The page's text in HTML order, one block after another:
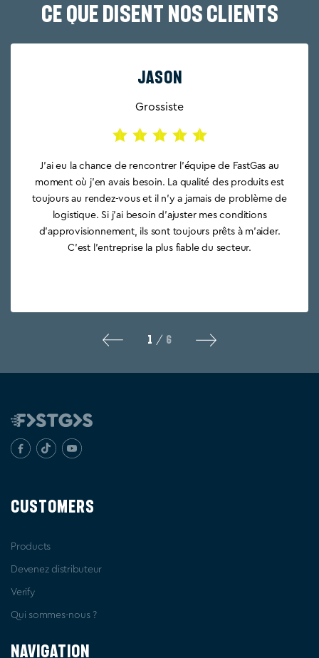
Ce que disent nos clients
JASON
Grossiste
J'ai eu la chance de rencontrer l'équipe de FastGas au
moment où j'en avais besoin. La qualité des produits est
toujours au rendez-vous et il n'y a jamais de problème de
logistique. Si j'ai besoin d'ajuster mes conditions
d'approvisionnement, ils sont toujours prêts à m'aider.
C'est l'entreprise la plus fiable du secteur.
1 / 6
CUSTOMERS
Products
Devenez distributeur
Verify
Qui sommes-nous ?
NAVIGATION